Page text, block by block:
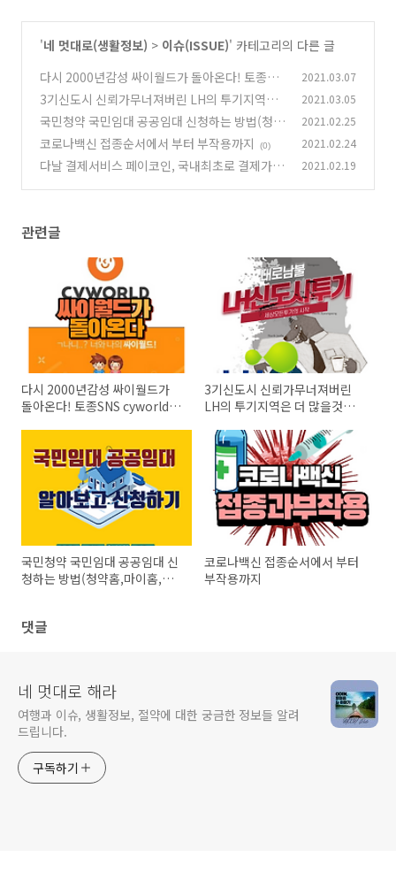
'네 멋대로(생활정보) > 이슈(ISSUE)' 카테고리의 다른 글
다시 2000년감성 싸이월드가 돌아온다! 토종SN
S cyworld의 귀환 (1)
2021.03.07
3기신도시 신뢰가무너져버린 LH의 투기지역은
더 많을것이다. (0)
2021.03.05
국민청약 국민임대 공공임대 신청하는 방법(청약
홈,마이홈,내집다오) (0)
2021.02.25
코로나백신 접종순서에서 부터 부작용까지 (0) 2021.02.24
다날 결제서비스 페이코인, 국내최초로 결제가능 2021.02.19
관련글
다시 2000년감성 싸이월드가
돌아온다! 토종SNS cyworld의
3기신도시 신뢰가무너져버린
LH의 투기지역은 더 많을것이
국민청약 국민임대 공공임대 신
청하는 방법(청약홈,마이홈,내
코로나백신 접종순서에서 부터
부작용까지
댓글
네 멋대로 해라
여행과 이슈, 생활정보, 절약에 대한 궁금한 정보들 알려
드립니다.
구독하기